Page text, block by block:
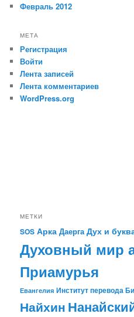
Февраль 2012
МЕТА
Регистрация
Войти
Лента записей
Лента комментариев
WordPress.org
МЕТКИ
SOS Арка Даерга Дух и
Духовный мир
Приамурья
Евангелия Институт перевода
Найхин